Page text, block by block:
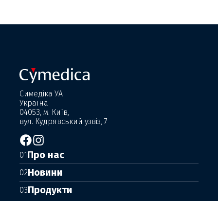
Симедіка УА
Україна
04053, м. Київ,
вул. Кудрявський узвіз, 7
01Про нас
02Новини
03Продукти